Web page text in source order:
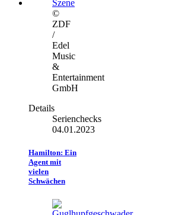
©
ZDF
/
Edel
Music
&
Entertainment
GmbH
Details
Serienchecks
04.01.2023
Hamilton: Ein
Agent mit
vielen
Schwächen